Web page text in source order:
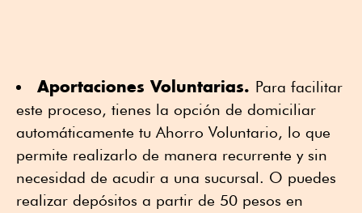
Aportaciones Voluntarias. Para facilitar
este proceso, tienes la opción de domiciliar
automáticamente tu Ahorro Voluntario, lo que
permite realizarlo de manera recurrente y sin
necesidad de acudir a una sucursal. O puedes
realizar depósitos a partir de 50 pesos en